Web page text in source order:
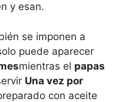
y esan.
se imponen a
puede aparecer
mientras el papas
Una vez por
con aceite